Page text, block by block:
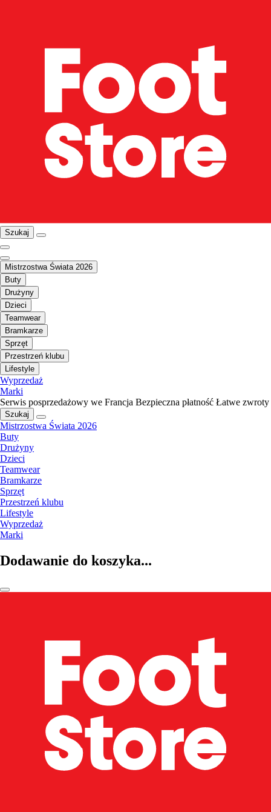
Szukaj
Mistrzostwa Świata 2026
Buty
Drużyny
Dzieci
Teamwear
Bramkarze
Sprzęt
Przestrzeń klubu
Lifestyle
Wyprzedaż
Marki
Serwis posprzedażowy we Francja Bezpieczna płatność Łatwe zwroty
Szukaj
Mistrzostwa Świata 2026
Buty
Drużyny
Dzieci
Teamwear
Bramkarze
Sprzęt
Przestrzeń klubu
Lifestyle
Wyprzedaż
Marki
Dodawanie do koszyka...